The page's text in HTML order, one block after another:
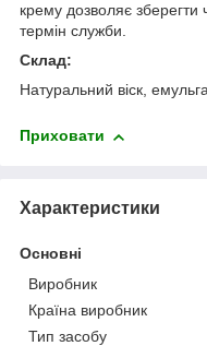
крему дозволяє зберегти
термін служби.
Склад:
Натуральний віск,
Приховати
Характеристики
Основні
Виробник
Країна виробник
Тип засобу